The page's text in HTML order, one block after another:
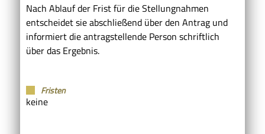
Nach Ablauf der Frist für die Stellungnahmen
entscheidet sie abschließend über den Antrag und
informiert die antragstellende Person schriftlich
über das Ergebnis.
Fristen
keine